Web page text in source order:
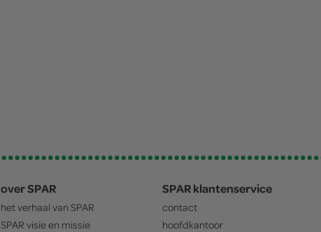
over SPAR
het verhaal van SPAR
SPAR visie en missie
SPAR klantenservice
contact
hoofdkantoor